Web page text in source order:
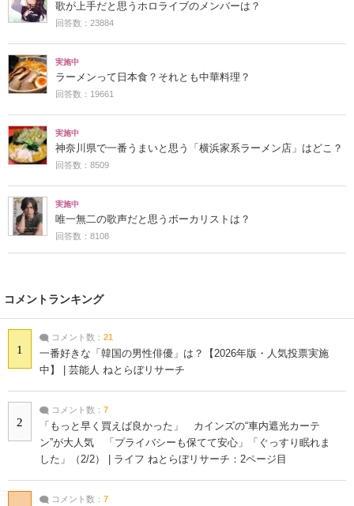
歌が上手だと思うホロライブのメンバーは？
回答数：23884
実施中
ラーメンって日本食？それとも中華料理？
回答数：19661
実施中
神奈川県で一番うまいと思う「横浜家系ラーメン店」はどこ？
回答数：8509
実施中
唯一無二の歌声だと思うボーカリストは？
回答数：8108
コメントランキング
1
コメント数： 21
一番好きな「韓国の男性俳優」は？【2026年版・人気投票実施
中】 | 芸能人 ねとらぼリサーチ
2
コメント数： 7
「もっと早く買えば良かった」 カインズの“車内遮光カーテ
ン”が大人気 「プライバシーも保てて安心」「ぐっすり眠れま
した」（2/2） | ライフ ねとらぼリサーチ：2ページ目
コメント数： 7